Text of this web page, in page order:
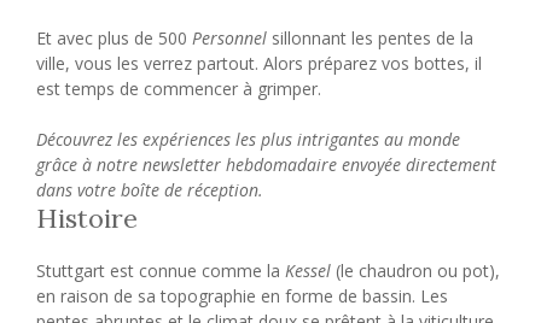
Et avec plus de 500 Personnel sillonnant les pentes de la
ville, vous les verrez partout. Alors préparez vos bottes, il
est temps de commencer à grimper.
Découvrez les expériences les plus intrigantes au monde
grâce à notre newsletter hebdomadaire envoyée directement
dans votre boîte de réception.
Histoire
Stuttgart est connue comme la Kessel (le chaudron ou pot),
en raison de sa topographie en forme de bassin. Les